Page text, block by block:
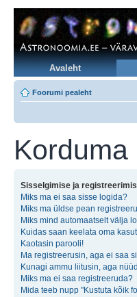
Avaleht
Foorumi pealeht
Sisselgimise ja
Miks ma ei saa sisse logida?
Miks ma üldse pean
Miks mind automaatselt välja
Kuidas saan keelata oma
Kaotasin parooli!
Ma registreerusin, aga ei saa
Kunagi ammu liitusin, aga
Miks ma ei saa registreeruda?
Mida teeb nupp "Kustuta kõik